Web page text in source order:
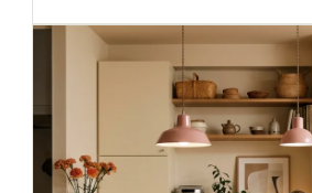
を実現する必見のポイントをご紹介。